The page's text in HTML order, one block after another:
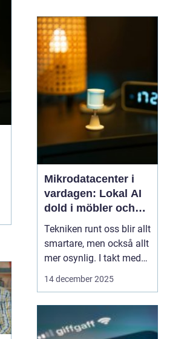
verksamheten. Här
hanteras bokningar,
incheckning, betalningar,
gäs...
Mikrodatacenter i
vardagen: Lokal AI
dold i möbler och
lampor
Tekniken runt oss blir allt
smartare, men också allt
mer osynlig. I takt med
att lokal AI flyttar från
förändras hur vi tänker
kring beräkning,
14 december 2025